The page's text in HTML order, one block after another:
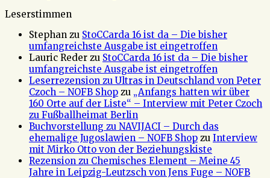
Leserstimmen
Stephan zu StoCCarda 16 ist da – Die bisher
umfangreichste Ausgabe ist eingetroffen
Lauric Reder zu StoCCarda 16 ist da – Die bisher
umfangreichste Ausgabe ist eingetroffen
Leserrezension zu Ultras in Deutschland von Peter
Czoch – NOFB Shop zu „Anfangs hatten wir über
160 Orte auf der Liste“ – Interview mit Peter Czoch
zu Fußballheimat Berlin
Buchvorstellung zu NAVIJACI – Durch das
ehemalige Jugoslawien – NOFB Shop zu Interview
mit Mirko Otto von der Beziehungskiste
Rezension zu Chemisches Element – Meine 45
Jahre in Leipzig-Leutzsch von Jens Fuge – NOFB